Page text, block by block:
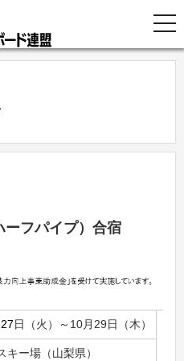
ボード
ーフパイプ）合宿
日（火）～10月29日（木）
キー場（山梨県）